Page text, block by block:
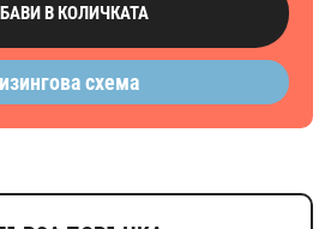
В КОЛИЧКАТА
схема